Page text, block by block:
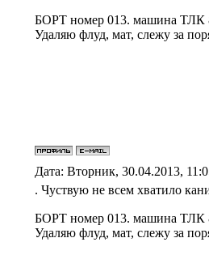
БОРТ номер 013. машина ТЛК
Удаляю флуд, мат, слежу за
Дата: Вторник, 30.04.2013,
. Чуствую не всем хватило
БОРТ номер 013. машина ТЛК
Удаляю флуд, мат, слежу за